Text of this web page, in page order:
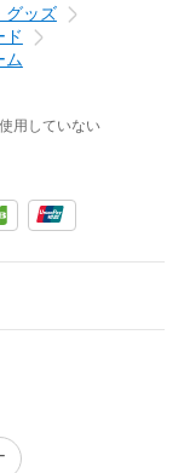
グッズ
ド
ム
用していない